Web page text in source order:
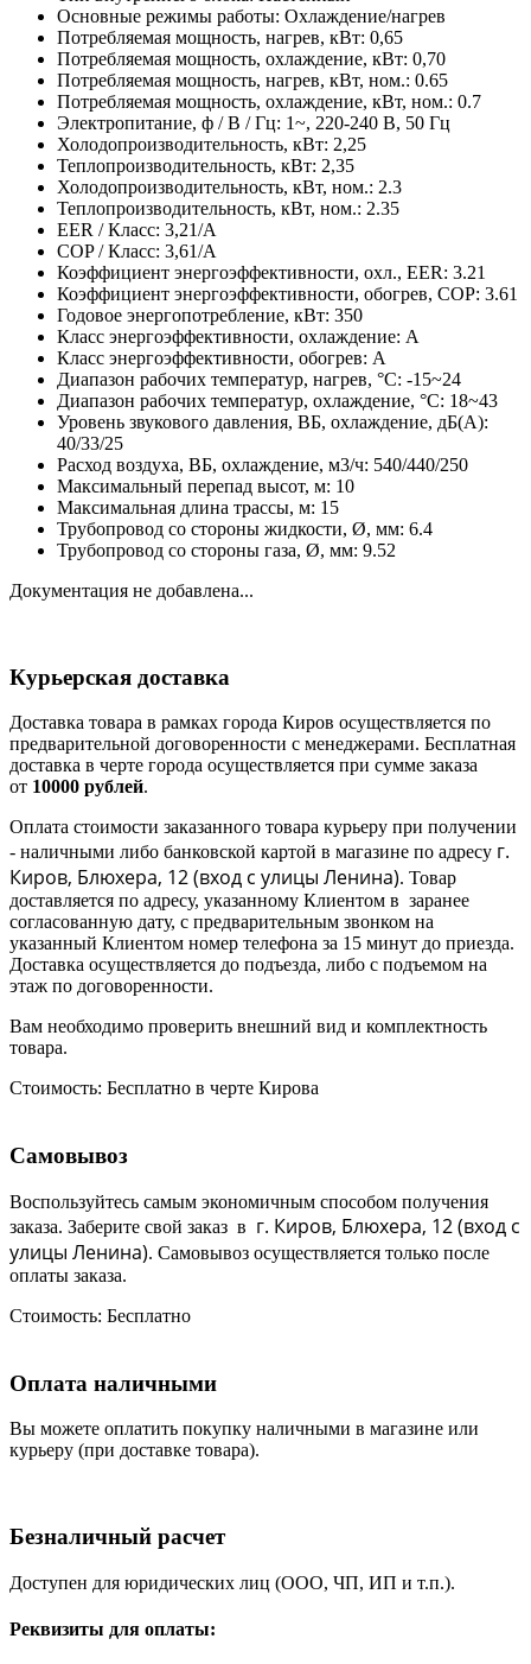
Основные режимы работы: Охлаждение/нагрев
Потребляемая мощность, нагрев, кВт: 0,65
Потребляемая мощность, охлаждение, кВт: 0,70
Потребляемая мощность, нагрев, кВт, ном.: 0.65
Потребляемая мощность, охлаждение, кВт, ном.: 0.7
Электропитание, ф / В / Гц: 1~, 220-240 В, 50 Гц
Холодопроизводительность, кВт: 2,25
Теплопроизводительность, кВт: 2,35
Холодопроизводительность, кВт, ном.: 2.3
Теплопроизводительность, кВт, ном.: 2.35
EER / Класс: 3,21/A
COP / Класс: 3,61/A
Коэффициент энергоэффективности, охл., EER: 3.21
Коэффициент энергоэффективности, обогрев, COP: 3.61
Годовое энергопотребление, кВт: 350
Класс энергоэффективности, охлаждение: A
Класс энергоэффективности, обогрев: A
Диапазон рабочих температур, нагрев, °C: -15~24
Диапазон рабочих температур, охлаждение, °C: 18~43
Уровень звукового давления, ВБ, охлаждение, дБ(А):
40/33/25
Расход воздуха, ВБ, охлаждение, м3/ч: 540/440/250
Максимальный перепад высот, м: 10
Максимальная длина трассы, м: 15
Трубопровод со стороны жидкости, Ø, мм: 6.4
Трубопровод со стороны газа, Ø, мм: 9.52
Документация не добавлена...
Курьерская доставка
Доставка товара в рамках города Киров осуществляется по
предварительной договоренности с менеджерами. Бесплатная
доставка в черте города осуществляется при сумме заказа
от 10000 рублей.
Оплата стоимости заказанного товара курьеру при получении
- наличными либо банковской картой в магазине по адресу г.
Киров, Блюхера, 12 (вход с улицы Ленина). Товар
доставляется по адресу, указанному Клиентом в заранее
согласованную дату, с предварительным звонком на
указанный Клиентом номер телефона за 15 минут до приезда.
Доставка осуществляется до подъезда, либо с подъемом на
этаж по договоренности.
Вам необходимо проверить внешний вид и комплектность
товара.
Стоимость: Бесплатно в черте Кирова
Самовывоз
Воспользуйтесь самым экономичным способом получения
заказа. Заберите свой заказ в г. Киров, Блюхера, 12 (вход с
улицы Ленина). Самовывоз осуществляется только после
оплаты заказа.
Стоимость: Бесплатно
Оплата наличными
Вы можете оплатить покупку наличными в магазине или
курьеру (при доставке товара).
Безналичный расчет
Доступен для юридических лиц (ООО, ЧП, ИП и т.п.).
Реквизиты для оплаты: